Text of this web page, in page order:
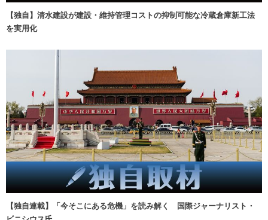
【独自】清水建設が建設・維持管理コストの抑制可能な冷蔵倉庫新工法
を実用化
【独自連載】「今そこにある危機」を読み解く 国際ジャーナリスト・